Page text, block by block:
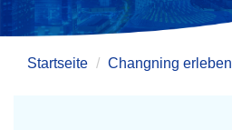
Startseite Changning erleben